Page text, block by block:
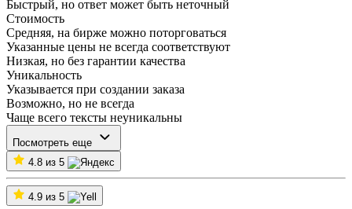
Быстрый, но ответ может быть неточный
Стоимость
Средняя, на бирже можно поторговаться
Указанные цены не всегда соответствуют
Низкая, но без гарантии качества
Уникальность
Указывается при создании заказа
Возможно, но не всегда
Чаще всего тексты неуникальны
Посмотреть еще
4.8 из 5
4.9 из 5